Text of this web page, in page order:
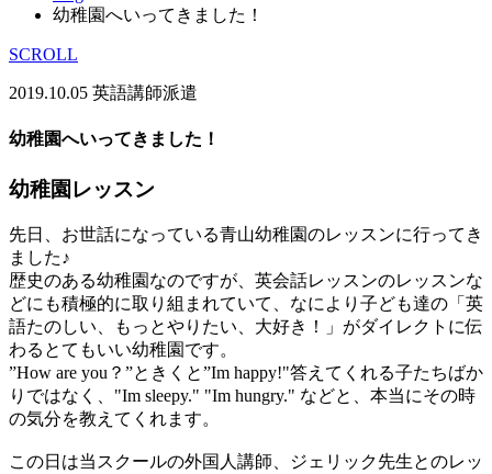
幼稚園へいってきました！
SCROLL
2019.10.05 英語講師派遣
幼稚園へいってきました！
幼稚園レッスン
先日、お世話になっている青山幼稚園のレッスンに行ってき
ました♪
歴史のある幼稚園なのですが、英会話レッスンのレッスンな
どにも積極的に取り組まれていて、なにより子ども達の「英
語たのしい、もっとやりたい、大好き！」がダイレクトに伝
わるとてもいい幼稚園です。
”How are you？”ときくと”Im happy!"答えてくれる子たちばか
りではなく、"Im sleepy." "Im hungry." などと、本当にその時
の気分を教えてくれます。
この日は当スクールの外国人講師、ジェリック先生とのレッ